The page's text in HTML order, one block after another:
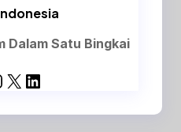
Dalam Satu Bingkai
X LinkedIn